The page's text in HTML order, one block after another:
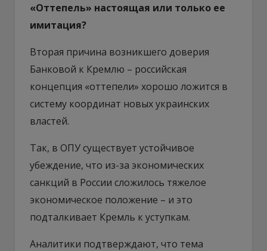
«Оттепель» настоящая или только ее
имитация?
Вторая причина возникшего доверия
Банковой к Кремлю – российская
концепция «оттепели» хорошо ложится в
систему координат новых украинских
властей.
Так, в ОПУ существует устойчивое
убеждение, что из-за экономических
санкций в России сложилось тяжелое
экономическое положение – и это
подталкивает Кремль к уступкам.
Аналитики подтверждают, что тема